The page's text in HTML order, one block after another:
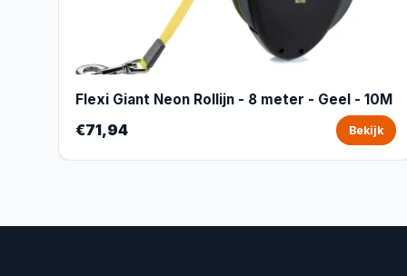
Flexi Giant Neon Rollijn - 8 meter - Geel - 10M
€71,94 Bekijk